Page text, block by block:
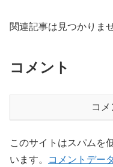
関連記事は見つかりま
コメント
コ
このサイトはスパムを
います。
コメントデー